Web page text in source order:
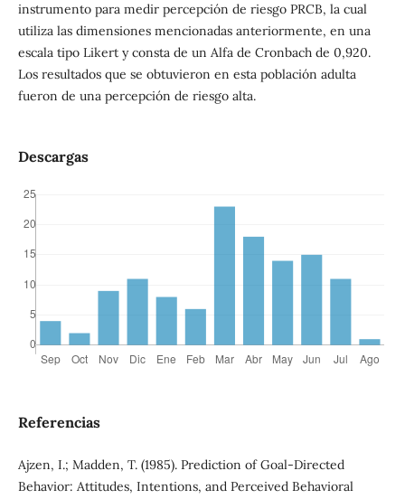
instrumento para medir percepción de riesgo PRCB, la cual
utiliza las dimensiones mencionadas anteriormente, en una
escala tipo Likert y consta de un Alfa de Cronbach de 0,920.
Los resultados que se obtuvieron en esta población adulta
fueron de una percepción de riesgo alta.
Descargas
Referencias
Ajzen, I.; Madden, T. (1985). Prediction of Goal-Directed
Behavior: Attitudes, Intentions, and Perceived Behavioral